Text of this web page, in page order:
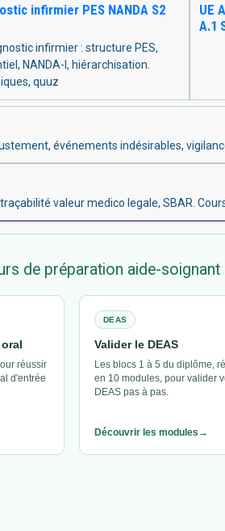
infirmier PES NANDA S2
infirmier : structure PES,
NANDA-I, hiérarchisation.
quuz
UE
A.1
événements indésirables,
valeur medico legale, SBAR.
de préparation aide-soignant
réussir
d'entrée
DEAS
Valider le DEAS
Les blocs 1 à 5 du diplôme,
en 10 modules, pour valider
DEAS pas à pas.
Découvrir les modules